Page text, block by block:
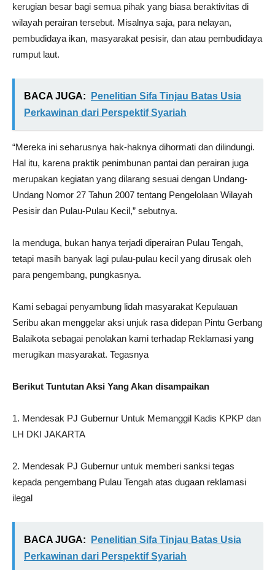
kerugian besar bagi semua pihak yang biasa beraktivitas di
wilayah perairan tersebut. Misalnya saja, para nelayan,
pembudidaya ikan, masyarakat pesisir, dan atau pembudidaya
rumput laut.
BACA JUGA:
Penelitian Sifa Tinjau Batas Usia
Perkawinan dari Perspektif Syariah
“Mereka ini seharusnya hak-haknya dihormati dan dilindungi.
Hal itu, karena praktik penimbunan pantai dan perairan juga
merupakan kegiatan yang dilarang sesuai dengan Undang-
Undang Nomor 27 Tahun 2007 tentang Pengelolaan Wilayah
Pesisir dan Pulau-Pulau Kecil,” sebutnya.
Ia menduga, bukan hanya terjadi diperairan Pulau Tengah,
tetapi masih banyak lagi pulau-pulau kecil yang dirusak oleh
para pengembang, pungkasnya.
Kami sebagai penyambung lidah masyarakat Kepulauan
Seribu akan menggelar aksi unjuk rasa didepan Pintu Gerbang
Balaikota sebagai penolakan kami terhadap Reklamasi yang
merugikan masyarakat. Tegasnya
Berikut Tuntutan Aksi Yang Akan disampaikan
1. Mendesak PJ Gubernur Untuk Memanggil Kadis KPKP dan
LH DKI JAKARTA
2. Mendesak PJ Gubernur untuk memberi sanksi tegas
kepada pengembang Pulau Tengah atas dugaan reklamasi
ilegal
BACA JUGA:
Penelitian Sifa Tinjau Batas Usia
Perkawinan dari Perspektif Syariah